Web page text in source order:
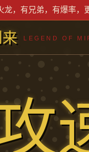
龙，有兄弟，有爆率，
LEGEND OF